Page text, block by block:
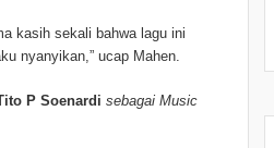
kasih sekali bahwa lagu ini
nyanyikan,” ucap Mahen.
P Soenardi sebagai Music